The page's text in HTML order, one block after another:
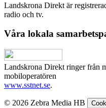
Landskrona Direkt är
radio och tv.
Våra lokala
Landskrona Direkt ringer från
mobiloperatören
www.sstnet.se.
© 2026 Zebra Media HB